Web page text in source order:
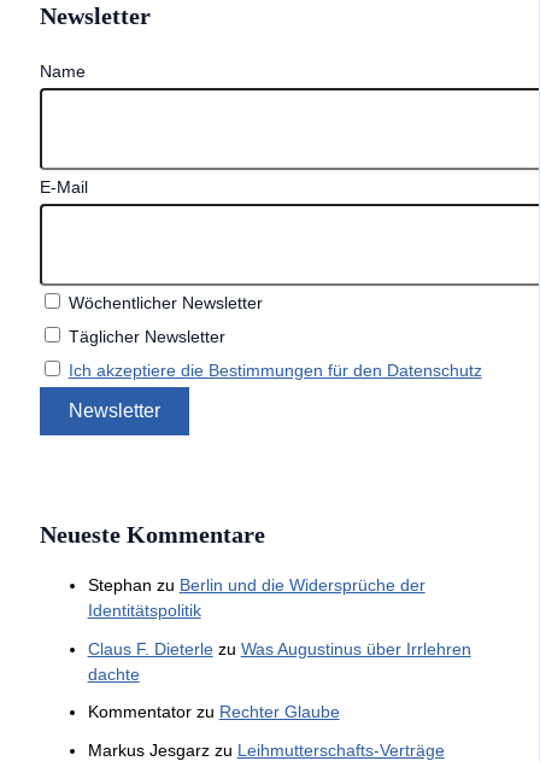
Newsletter
Name
E-Mail
Wöchentlicher Newsletter
Täglicher Newsletter
Ich akzeptiere die Bestimmungen für den Datenschutz
Neueste Kommentare
Stephan zu Berlin und die Widersprüche der
Identitätspolitik
Claus F. Dieterlezu Was Augustinus über Irrlehren
dachte
Kommentatorzu Rechter Glaube
Markus Jesgarzzu Leihmutterschafts-Verträge